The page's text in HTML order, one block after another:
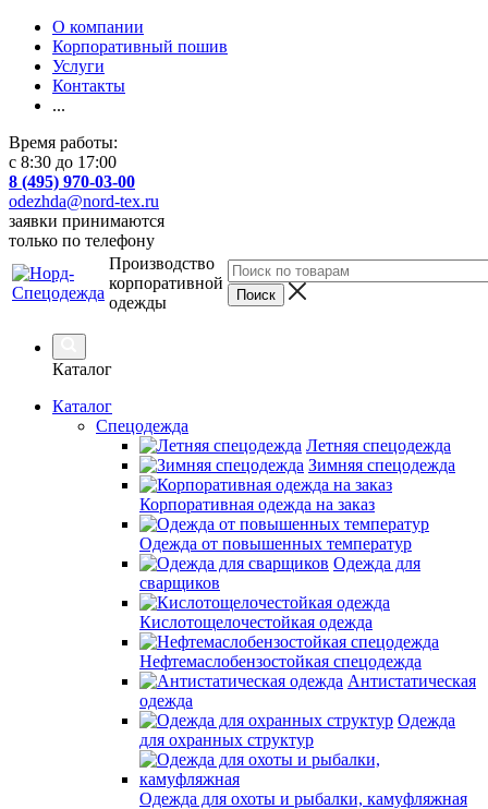
О компании
Корпоративный пошив
Услуги
Контакты
...
Время работы:
с 8:30 до 17:00
8 (495) 970-03-00
odezhda@nord-tex.ru
заявки принимаются
только по телефону
Производство
корпоративной
одежды
Каталог
Каталог
Спецодежда
Летняя спецодежда
Зимняя спецодежда
Корпоративная одежда на заказ
Одежда от повышенных температур
Одежда для
сварщиков
Кислотощелочестойкая одежда
Нефтемаслобензостойкая спецодежда
Антистатическая
одежда
Одежда
для охранных структур
Одежда для охоты и рыбалки, камуфляжная